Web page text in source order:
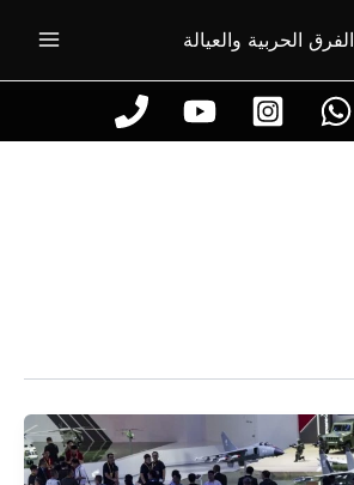
الفرق الحربية والعيالة